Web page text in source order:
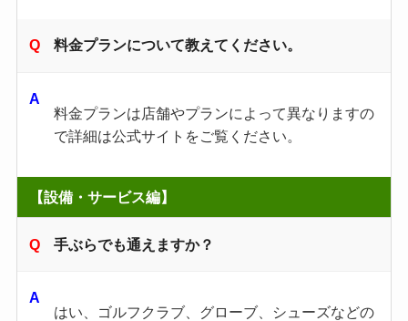
料金プランについて教えてください。
料金プランは店舗やプランによって異なりますの
で詳細は公式サイトをご覧ください。
【設備・サービス編】
手ぶらでも通えますか？
はい、ゴルフクラブ、グローブ、シューズなどの